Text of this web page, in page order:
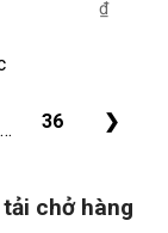
₫
… 36 ❯
chở hàng